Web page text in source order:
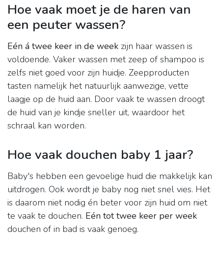
Hoe vaak moet je de haren van
een peuter wassen?
Eén á twee keer in de week zijn haar wassen is
voldoende. Vaker wassen met zeep of shampoo is
zelfs niet goed voor zijn huidje. Zeepproducten
tasten namelijk het natuurlijk aanwezige, vette
laagje op de huid aan. Door vaak te wassen droogt
de huid van je kindje sneller uit, waardoor het
schraal kan worden.
Hoe vaak douchen baby 1 jaar?
Baby's hebben een gevoelige huid die makkelijk kan
uitdrogen. Ook wordt je baby nog niet snel vies. Het
is daarom niet nodig én beter voor zijn huid om niet
te vaak te douchen. Eén tot twee keer per week
douchen of in bad is vaak genoeg.